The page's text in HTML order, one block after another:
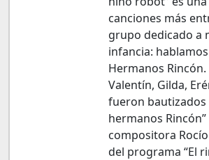
canciones más
grupo dedicado a
infancia:
Hermanos Rincón.
Valentín, Gilda,
fueron bautizados
hermanos
compositora
del programa “El